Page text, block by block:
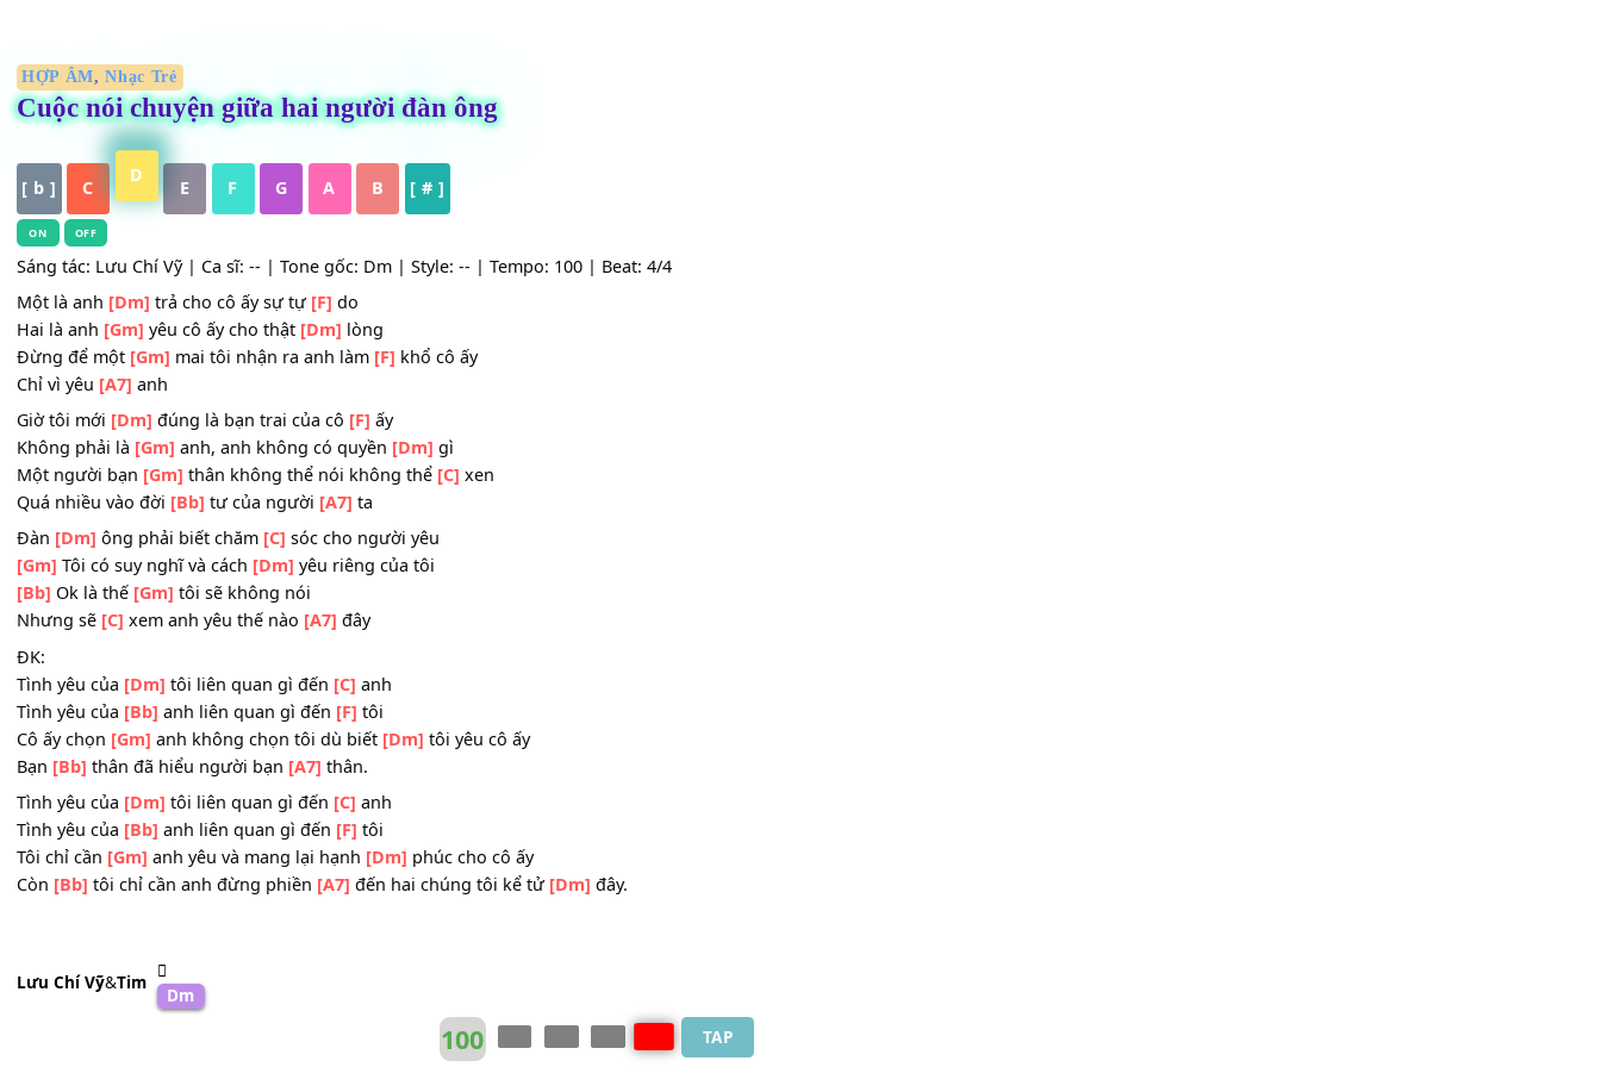
Cuộc nói chuyện giữa hai người đàn ông
[ b ] C
D
E F G A B [ # ]
Sáng tác: Lưu Chí Vỹ | Ca sĩ: -- | Tone gốc: Dm | Style: -- | Tempo: 100 | Beat: 4/4
Một là anh[Dm]trả cho cô ấy sự tự
Hai là anh[Gm]yêu cô ấy cho thật[Dm]lòng
Đừng để một[Gm]mai tôi nhận ra anh làm[F]khổ cô ấy
Chỉ vì yêu[A7]anh
Giờ tôi mới [Dm]đúng là bạn trai của cô [F] ấy
Không phải là[Gm]anh, anh không có quyền
Một người bạn[Gm] thân không thể nói không thể
Quá nhiều vào đời[Bb]tư của người[A7]
Đàn
[Gm]Tôi có suy nghĩ và cách[Dm]yêu riêng của tôi
[Bb] Ok là thế[Gm]tôi sẽ không nói
Nhưng sẽ [C]xem anh yêu thế nào[A7]đây
ĐK:
Tình yêu của[Dm] tôi liên quan gì đến[C]
Tình yêu của[Bb]anh liên quan gì đến[F]tôi
Cô ấy chọn[Gm]anh không chọn tôi dù biết[Dm] tôi yêu cô ấy
Tình yêu của[Bb]anh liên quan gì đến
[Gm]anh yêu và mang lại hạnh [Dm]phúc cho cô ấy
đến hai chúng tôi kể tử [Dm]